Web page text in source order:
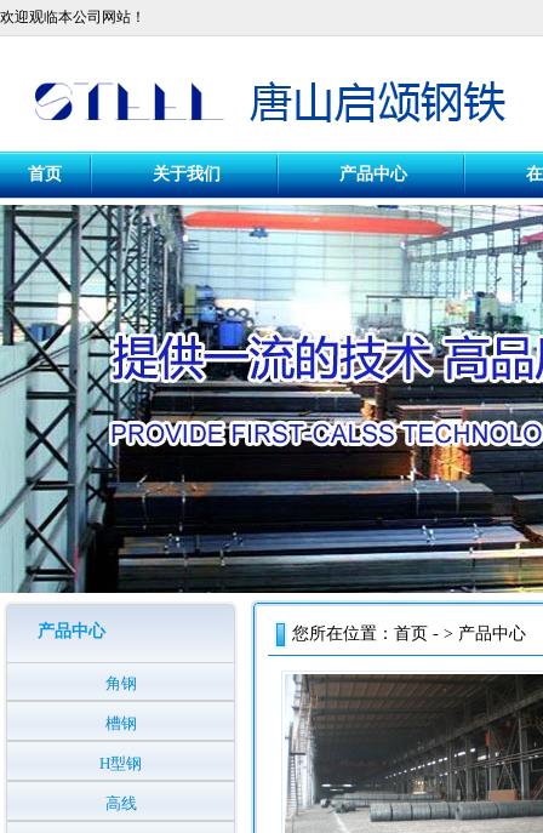
欢迎观临本公司网站！
首页 关于我们 产品中心
产品中心
角钢
槽钢
H型钢
高线
您所在位置： 首页 - > 产品中心